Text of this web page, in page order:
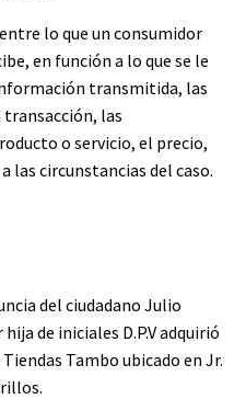
lo que un consumidor
en función a lo que se le
transmitida, las
transacción, las
o servicio, el precio,
circunstancias del caso.
del ciudadano Julio
de iniciales D.P.V adquirió
Tambo ubicado en Jr.